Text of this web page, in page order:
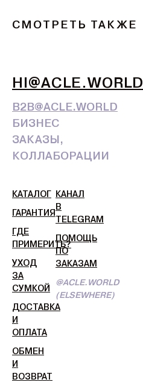
СМОТРЕТЬ ТАКЖЕ
HI@ACLE.WORLD
B2B@ACLE.WORLD
БИЗНЕС
ЗАКАЗЫ,
КОЛЛАБОРАЦИИ
КАТАЛОГ
ГАРАНТИЯ
ГДЕ
ПРИМЕРИТЬ?
УХОД
ЗА
СУМКОЙ
ДОСТАВКА
И
ОПЛАТА
ОБМЕН
И
ВОЗВРАТ
КАНАЛ
В
TELEGRAM
ПОМОЩЬ
ПО
ЗАКАЗАМ
@ACLE.WORLD
(ELSEWHERE)